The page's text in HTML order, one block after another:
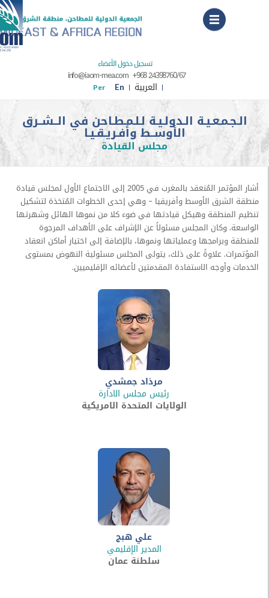
تسجيل دخول الأعضاء
info@iaom-mea.com +968 24398760/67
En
Per
الـدولـيـة لـلـمـطـاحن في الــشــرق
الأوســط وأفـريـقـيـا
مجلس القيادة
أشار المؤتمر المُنعقد بالمغرب في 2005 إلى الاجتماع الأول لمجلس قيادة
الأوسط وأفريقيا – وهي إحدى الخطوات المُتخذة لتشكيل
وهيكل قيادتها في ضوء كلا من نموها الهائل وشهرتها
وكان المجلس مسئولاً عن الإشراف على الأهداف المرجوة
وعملياتها ونموها، بالإضافة إلى اختيار أماكن انعقاد
علاوةً على ذلك، يتولىالمجلس مسئولية النهوض بمستوى
الاستفادة المقدمتين لأعضائه الإقليميين.
مرذاد جمشدي
رئيس مجلس الادارة
الولايات المتحدة الامريكية
المدير الإقليمي
سلطنة عمان
Menu